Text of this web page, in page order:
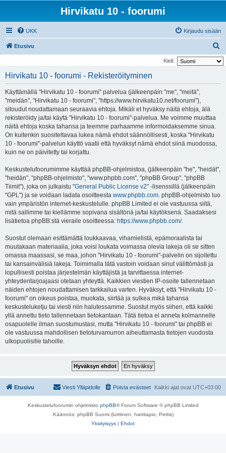
Hirvikatu 10 - foorumi
UKK Kirjaudu sisään
Etusivu
t
Kieli:
Hirvikatu 10 - foorumi - Rekisteröityminen
Käyttämällä "Hirvikatu 10 - foorumi" palvelua (jälkeenpäin "me", "meitä",
"meidän", "Hirvikatu 10 - foorumi", "https://www.hirvikatu10.net/foorumi"),
sitoudut noudattamaan seuraavia ehtoja. Mikäli et hyväksy näitä ehtoja, älä
rekisteröidy ja/tai käytä "Hirvikatu 10 - foorumi"-palvelua. Me voimme muuttaa
näitä ehtoja koska tahansa ja teemme parhaamme informoidaksemme sinua.
On kuitenkin suositeltavaa lukea nämä ehdot säännöllisesti, koska "Hirvikatu
10 - foorumi"-palvelun käyttö vaatii että hyväksyt nämä ehdot siinä muodossa,
kuin ne on päivitetty tai korjattu.
Keskustelufoorumimme käyttää phpBB-ohjelmistoa, (jälkeenpäin "he", "heidät",
"heidän", "phpBB-ohjelmisto", "www.phpbb.com", "phpBB Group", "phpBB
Tiimit"), joka on julkaistu "General Public License v2" -lisenssillä (jälkeenpäin
"GPL") ja se voidaan ladata osoitteesta www.phpbb.com. phpBB-ohjelmisto luo
vain ympäristön internet-keskustelulle. phpBB Limited ei ole vastuussa siitä,
mitä sallimme tai kiellämme sopivana sisältönä ja/tai käytöksenä. Saadaksesi
lisätietoa phpBB:stä vieraile osoitteessa: https://www.phpbb.com/.
Suostut olemaan esittämättä loukkaavaa, vihamielistä, epämoraalista tai
muutakaan materiaalia, joka voisi loukata voimassa olevia lakeja oli se sitten
omassa maassasi, se maa, johon "Hirvikatu 10 - foorumi"-palvelin on sijoitettu
tai kansainvälisiä lakeja. Toimimalla tätä vastoin voidaan sinut välittömästi ja
lopullisesti poistaa järjestelmän käyttäjistä ja tarvittaessa internet-
yhteydentarjoajaasi otetaan yhteyttä. Kaikkien viestien IP-osoite tallennetaan
näiden ehtojen noudattamisen tarkkailua varten. Hyväksyt, että "Hirvikatu 10 -
foorumi" on oikeus poistaa, muokata, siirtää ja sulkea mikä tahansa
keskusteluketju tai viesti niin halutessamme. Suostut myös siihen, että kaikki
yllä annettu tieto tallennetaan tietokantaan. Tätä tietoa ei anneta kolmannelle
osapuolelle ilman suostumustasi, mutta "Hirvikatu 10 - foorumi" tai phpBB ei
ole vastuussa mahdollisen tietoturvamurron aiheuttamasta tietojen vuodosta
ulkopuolisille tahoille.
Etusivu Kaikki ajat ovat UTC+03:00
Poista evästeet
Viesti Ylläpidolle
Keskustelufoorumin ohjelmisto phpBB® Forum Software © phpBB Limited
Käännös: phpBB Suomi (lurttinen, harritapio, Pettis)
Yksityisyys | Ehdot